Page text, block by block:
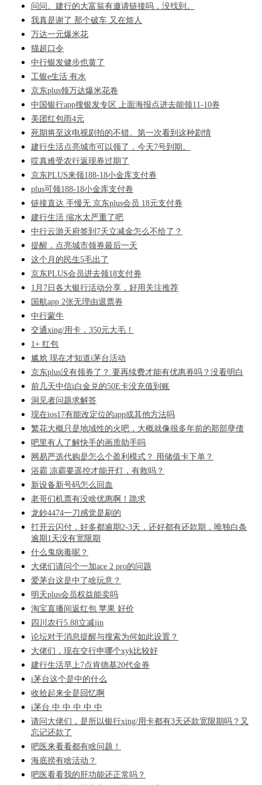
问问。建行的大富翁有邀请链接吗，没找到。
我真是谢了 那个破车 又在烦人
万达一元爆米花
猫超口令
中行银发健步也黄了
工银e生活 有水
京东plus领万达爆米花卷
中国银行app搜银发专区 上面海报点进去能领11-10券
美团红包雨4元
死期将至这电视剧拍的不错。第一次看到这种剧情
建行生活点亮城市可以领了，今天7号到期。
哎真难受农行返现券过期了
京东PLUS来领188-18小金库支付券
plus可领188-18小金库支付卷
链接直达 手慢无 京东plus会员 18元支付券
建行生活 缩水太严重了吧
中行云游天府签到7天立减金怎么不给了？
提醒，点亮城市领券最后一天
这个月的民生5毛出了
京东PLUS会员进去领18支付券
1月7日各大银行活动分享，好用关注推荐
国航app 2张无理由退票券
中行蒙牛
交通xing/用卡，350元大毛！
1+ 红包
尴尬 现在才知道i茅台活动
京东plus没有领券了？ 要再续费才能有优惠券吗？没看明白
前几天中信i白金兑的50E卡没充值到账
洞见者问题求解答
现在ios17有能改定位的app或其他方法吗
繁花大概只是地域性的火吧，大概就像很多年前的那部孽债
吧里有人了解快手的画质助手吗
网易严选代购是怎么个盈利模式？ 用储值卡下单？
浴霸 凉霸要遥控才能开灯，有救吗？
新设备新号码怎么回血
老哥们机票有没啥优惠啊！跪求
龙鈔4474一刀感觉是刷的
打开云闪付，好多都逾期2-3天，还好都有还款期，唯独白条
逾期1天没有宽限期
什么鬼病毒呢？
大佬们请问个一加ace 2 pro的问题
爱茅台这是中了啥玩意？
明天plus会员权益能卖吗
淘宝直播间返红包 苹果 好价
四川农行5.88立减jin
论坛对于消息提醒与搜索为何如此设置？
大佬们，现在交行申哪个xyk比较好
建行生活早上7点肯德基20代金券
i茅台这个是中的什么
收拾起来全是回忆啊
i茅台 中 中 中 中 中
请问大佬们，是所以银行xing/用卡都有3天还款宽限期吗？又
忘记还款了
吧医来看看都有啥问题！
海底捞有啥活动？
吧医看看我的肝功能还正常吗？